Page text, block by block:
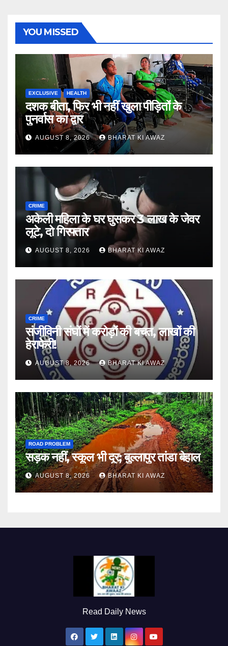
YOU MISSED
EXCLUSIVE HEALTH
दशक बीता, फिर भी नहीं खुला पीड़ितों के
पुनर्वास का द्वार
AUGUST 8, 2026 BHARAT KI AWAZ
CRIME
अकेली महिला के घर घुसकर 3 लाख के जेवर
लूटे, दो गिरफ्तार
AUGUST 8, 2026 BHARAT KI AWAZ
CRIME
संजीविनी संघों में करोड़ों की बचत, लाखों की
हेराफेरी!
AUGUST 8, 2026 BHARAT KI AWAZ
ROAD PROBLEM
सड़क नहीं, स्कूल भी दूर; बुल्लापुर तांडा बेहाल
AUGUST 8, 2026 BHARAT KI AWAZ
Read Daily News